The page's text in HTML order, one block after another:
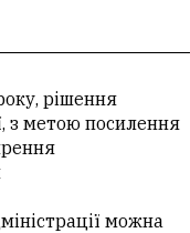
рішення
з метою посилення
можна